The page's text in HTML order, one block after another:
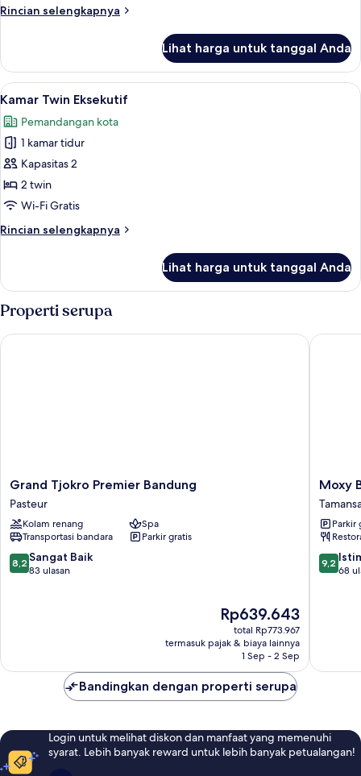
Rincian selengkapnya
Rincian
Kamar
Twin
Deluks
Lihat harga untuk tanggal Anda
Lihat
semua
foto
untuk
Kamar
Twin
Eksekutif
Kamar Twin Eksekutif | Minibar,
3
Kamar Twin Eksekutif
Pemandangan kota
1 kamar tidur
Kapasitas 2
2 twin
Wi-Fi Gratis
Rincian selengkapnya
Rincian
Kamar
Twin
Eksekutif
Lihat harga untuk tanggal Anda
Properti serupa
Grand
Tjokro
Premier
Bandung
Pasteur
Grand Tjokro Premier Bandung
Pasteur
Kolam renang
Spa
Transportasi bandara
Parkir gratis
8.2
dari
8,2 Sangat Baik
83 ulasan
Harga
sekarang
Rp639.643
Rp639.643
total Rp773.967
termasuk pajak & biaya lainnya
1 Sep - 2 Sep
Grand Tjokro Premier Bandung
Moxy
Moxy
Parkir
9.2
dari
9,2
68
Moxy
Bandingkan dengan properti serupa
Login untuk melihat diskon dan manfaat yang memenuhi
syarat. Lebih banyak reward untuk lebih banyak petualangan!